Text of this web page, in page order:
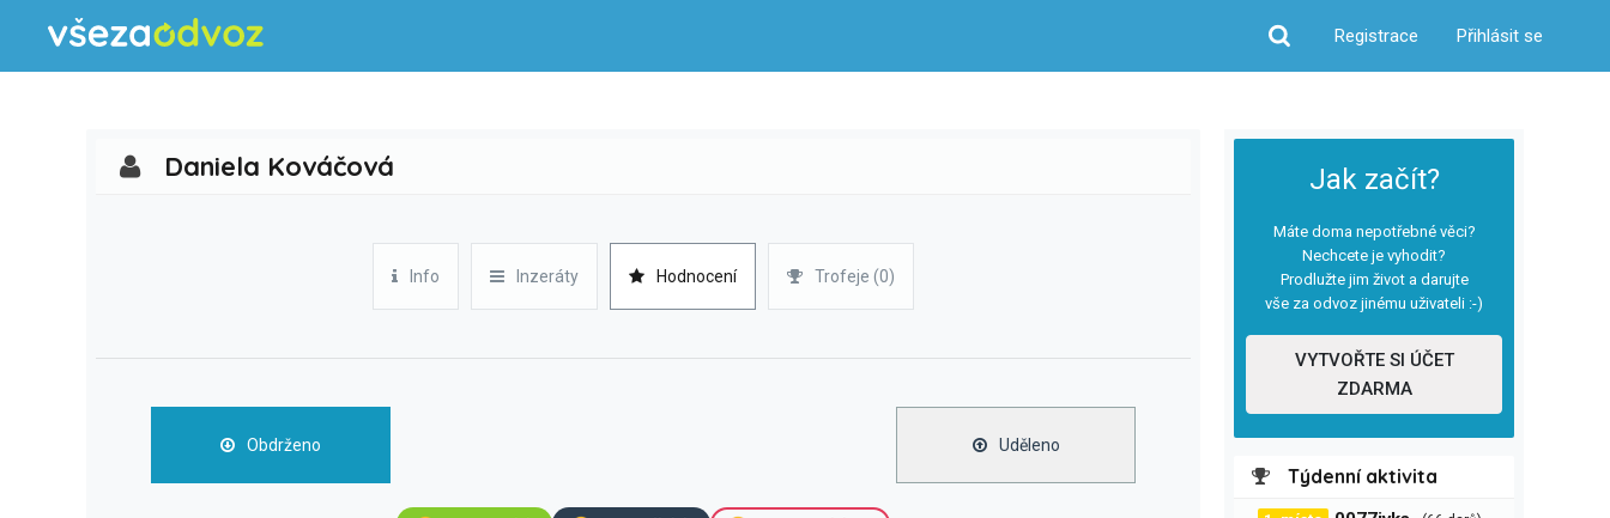
Hledat
Registrace Přihlásit se
Jak začít?
Máte doma nepotřebné věci?
Nechcete je vyhodit?
Prodlužte jim život a darujte
vše za odvoz jinému uživateli :-)
VYTVOŘTE SI ÚČET
ZDARMA
Týdenní aktivita
Daniela Kováčová
Info Inzeráty Hodnocení Trofeje (0)
Obdrženo Uděleno